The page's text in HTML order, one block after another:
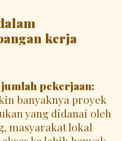
kerja
pekerjaan:
banyaknya proyek
yang didanai oleh
masyarakat lokal